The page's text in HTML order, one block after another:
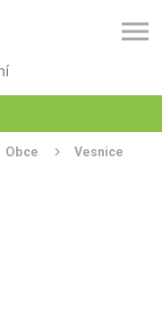

Obce Vesnice